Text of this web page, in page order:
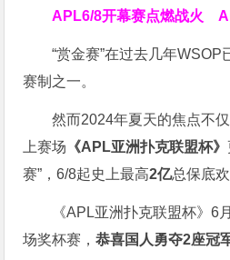
APL6/8开幕赛点燃战火
“赏金赛”在过去几年
赛制之一。
然而2024年夏天的焦点不
上赛场 《APL亚洲扑克联盟杯》
赛”，6/8起史上最高2亿总保底
《APL亚洲扑克联盟杯》6
场奖杯赛，恭喜国人勇夺2座冠